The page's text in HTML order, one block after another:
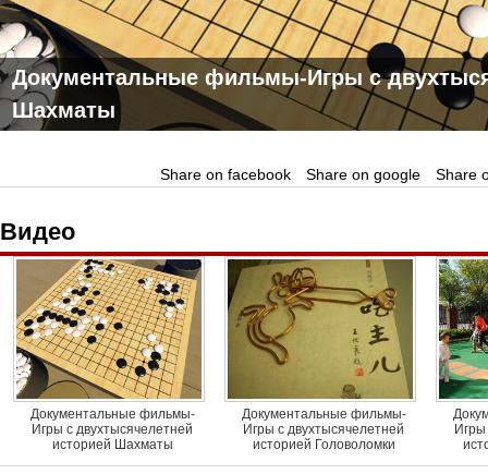
Документальные фильмы-Игры с
Шахматы
Share on facebook Share on google Share
Видео
Документальные фильмы-
Игры с двухтысячелетней
историей Шахматы
Документальные фильмы-
Игры с двухтысячелетней
историей Головоломки